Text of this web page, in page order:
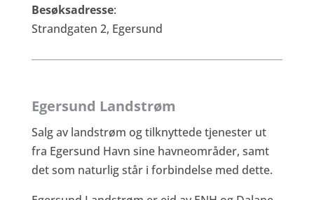
Besøksadresse:
Strandgaten 2, Egersund
Egersund Landstrøm
Salg av landstrøm og tilknyttede tjenester ut
fra Egersund Havn sine havneområder, samt
det som naturlig står i forbindelse med dette.